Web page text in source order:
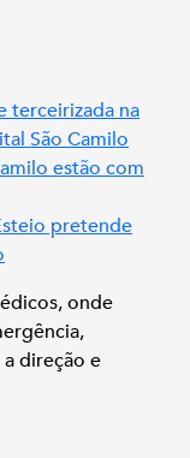
terceirizada na
São Camilo
estão com
pretende
onde
direção e